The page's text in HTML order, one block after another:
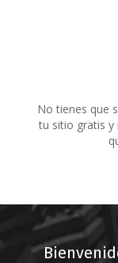
No tienes que
tu sitio gratis y